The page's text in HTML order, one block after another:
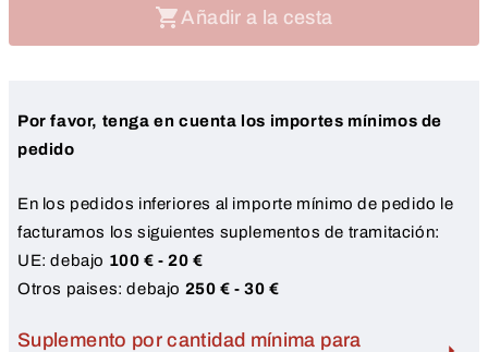
Añadir a la cesta
Por favor, tenga en cuenta los importes mínimos de
pedido
En los pedidos inferiores al importe mínimo de pedido le
facturamos los siguientes suplementos de tramitación:
UE: debajo 100 € - 20 €
Otros paises: debajo 250 € - 30 €
Suplemento por cantidad mínima para